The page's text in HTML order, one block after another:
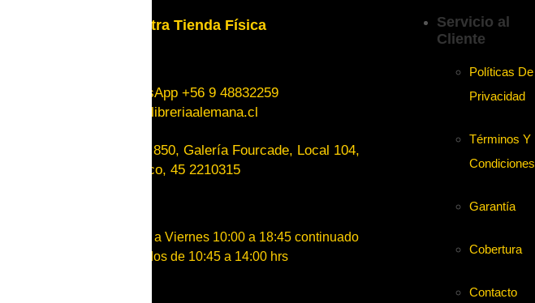
Nuestra Tienda Física
WhatsApp +56 9 48832259
info@libreriaalemana.cl
Montt 850, Galería Fourcade, Local 104,
Temuco, 45 2210315
Lunes a Viernes 10:00 a 18:45 continuado
Sábados de 10:45 a 14:00 hrs
Servicio al
Cliente
Políticas De
Privacidad
Términos Y
Condiciones
Garantía
Cobertura
Contacto